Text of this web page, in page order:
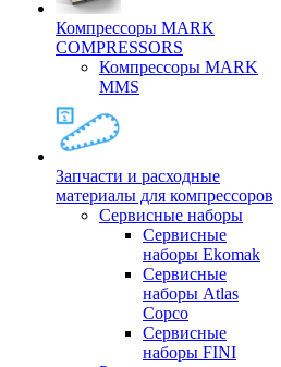
Компрессоры MARK
COMPRESSORS
Компрессоры MARK
MMS
Запчасти и расходные
материалы для компрессоров
Cервисные наборы
Сервисные
наборы Ekomak
Cервисные
наборы Atlas
Copco
Сервисные
наборы FINI